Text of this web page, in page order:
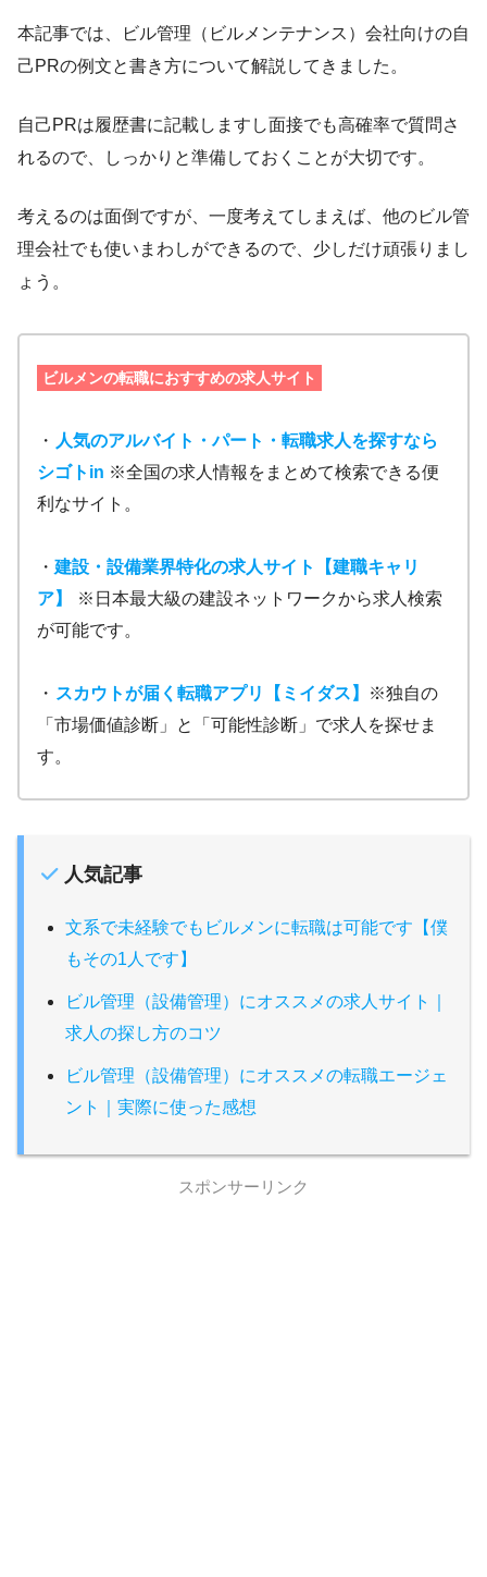
本記事では、ビル管理（ビルメンテナンス）会社向けの自
己PRの例文と書き方について解説してきました。
自己PRは履歴書に記載しますし面接でも高確率で質問さ
れるので、しっかりと準備しておくことが大切です。
考えるのは面倒ですが、一度考えてしまえば、他のビル管
理会社でも使いまわしができるので、少しだけ頑張りまし
ょう。
ビルメンの転職におすすめの求人サイト
・ 人気のアルバイト・パート・転職求人を探すなら
シゴトin ※全国の求人情報をまとめて検索できる便
利なサイト。
・ 建設・設備業界特化の求人サイト【建職キャリ
ア】
※日本最大級の建設ネットワークから求人検索
が可能です。
・ スカウトが届く転職アプリ【ミイダス】
※独自の
「市場価値診断」と「可能性診断」で求人を探せま
す。
人気記事
文系で未経験でもビルメンに転職は可能です【僕
もその1人です】
ビル管理（設備管理）にオススメの求人サイト｜
求人の探し方のコツ
ビル管理（設備管理）にオススメの転職エージェ
ント｜実際に使った感想
スポンサーリンク